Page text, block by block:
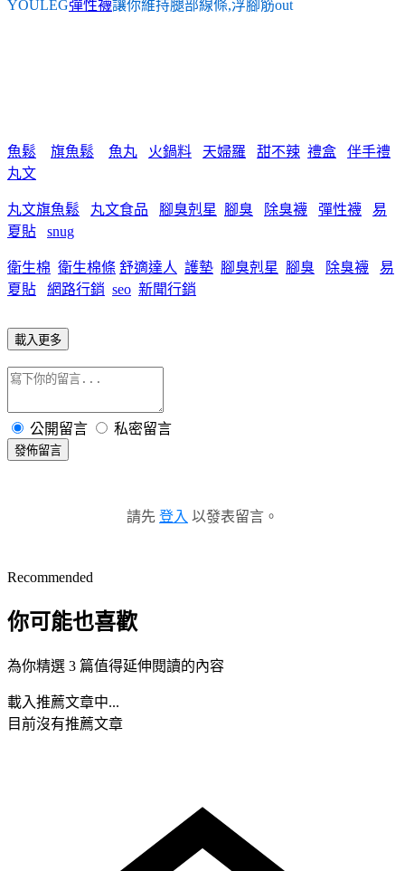
YOULEG彈性襪讓你維持腿部線條,浮腳筋out
魚鬆 旗魚鬆 魚丸 火鍋料 天婦羅 甜不辣 禮盒
伴手禮
丸文
丸文旗魚鬆 丸文食品 腳臭剋星 腳臭 除臭襪 彈性襪
易
夏貼
snug
衛生棉 衛生棉條 舒適達人 護墊 腳臭剋星 腳臭 除臭襪
易
夏貼
網路行銷 seo 新聞行銷
載入更多
公開留言 私密留言
發佈留言
請先 登入 以發表留言。
Recommended
你可能也喜歡
為你精選 3 篇值得延伸閱讀的內容
載入推薦文章中...
目前沒有推薦文章